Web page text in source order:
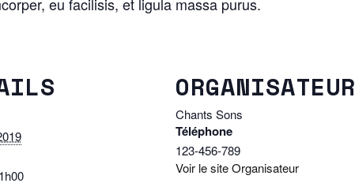
ORGANISATEUR
Chants Sons
Téléphone
123-456-789
Voir le site Organisateur